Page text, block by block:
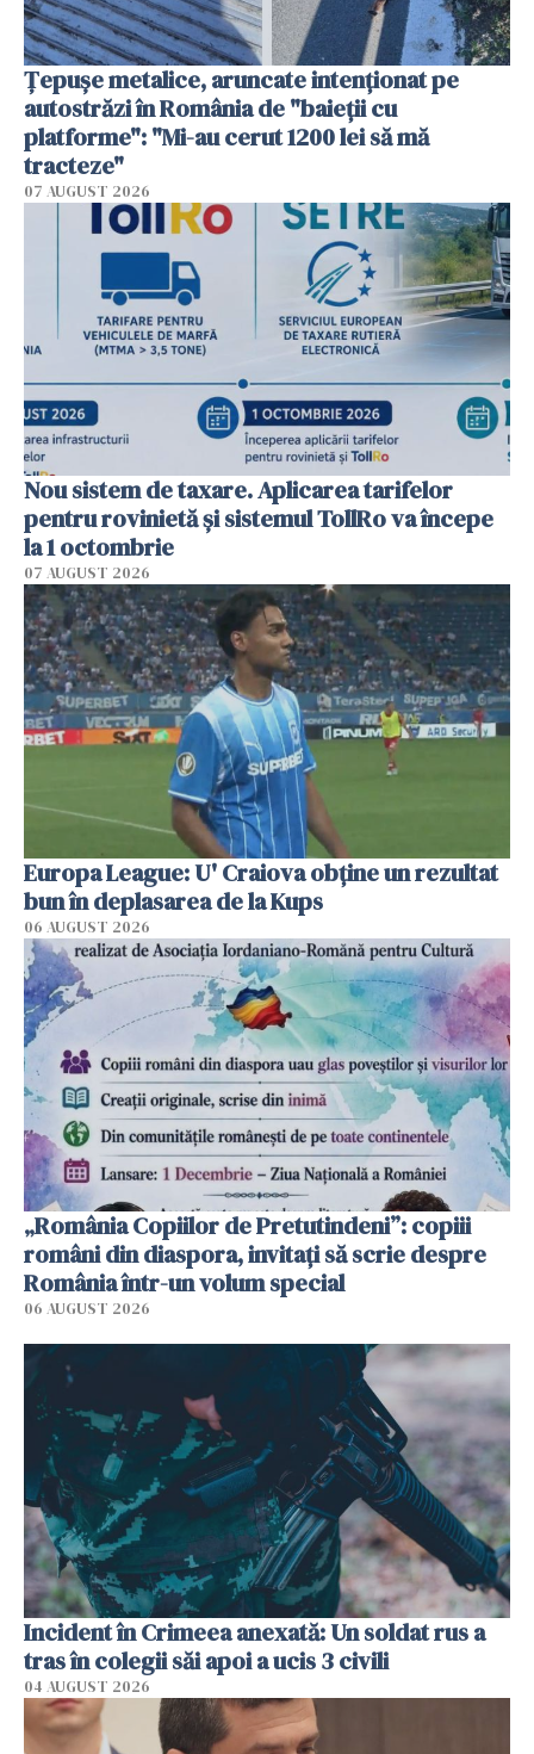
Țepușe metalice, aruncate intenționat pe
autostrăzi în România de "baieții cu
platforme": "Mi-au cerut 1200 lei să mă
tracteze"
07 AUGUST 2026
Nou sistem de taxare. Aplicarea tarifelor
pentru rovinietă şi sistemul TollRo va începe
la 1 octombrie
07 AUGUST 2026
Europa League: U' Craiova obține un rezultat
bun în deplasarea de la Kups
06 AUGUST 2026
„România Copiilor de Pretutindeni”: copiii
români din diaspora, invitați să scrie despre
România într-un volum special
06 AUGUST 2026
Incident în Crimeea anexată: Un soldat rus a
tras în colegii săi apoi a ucis 3 civili
04 AUGUST 2026